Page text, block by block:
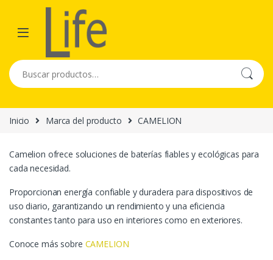
Skip to navigation
Skip to content
Buscar por:
Inicio Marca del producto CAMELION
Camelion ofrece soluciones de baterías fiables y ecológicas para
cada necesidad.
Proporcionan energía confiable y duradera para dispositivos de
uso diario, garantizando un rendimiento y una eficiencia
constantes tanto para uso en interiores como en exteriores.
Conoce más sobre CAMELION